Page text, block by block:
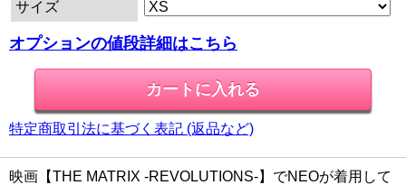
サイズ
オプションの値段詳細はこちら
特定商取引法に基づく表記 (返品など)
映画【THE MATRIX -REVOLUTIONS-】でNEOが着用して